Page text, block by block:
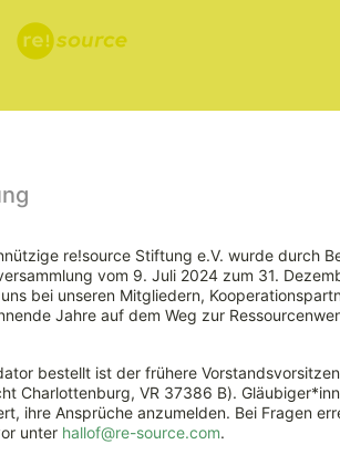
Bauausschuss
re!source Stiftung e.V. wurde durch
vom 9. Juli 2024 zum 31.
bei unseren Mitgliedern,
Jahre auf dem Weg zur
bestellt ist der frühere
Charlottenburg, VR 37386 B).
ihre Ansprüche anzumelden. Bei Fragen
unter hallof@re-source.com.